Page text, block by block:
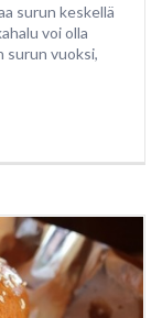
surun keskellä
voi olla
surun vuoksi,